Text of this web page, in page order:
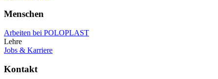
Menschen
Arbeiten bei POLOPLAST
Lehre
Jobs & Karriere
Kontakt